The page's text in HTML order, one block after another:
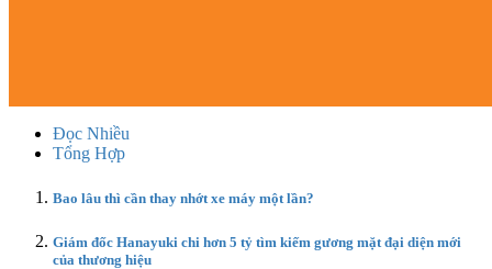
Đọc Nhiều
Tổng Hợp
Bao lâu thì cần thay nhớt xe máy một lần?
Giám đốc Hanayuki chi hơn 5 tỷ tìm kiếm gương mặt đại diện mới
của thương hiệu